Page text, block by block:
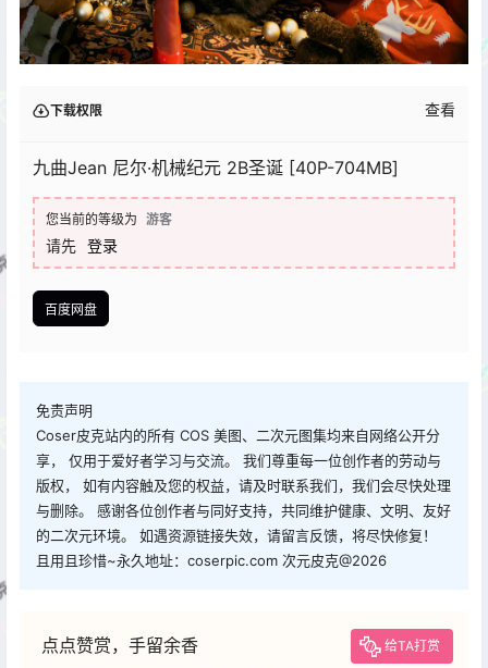
下载权限 查看
九曲Jean 尼尔·机械纪元 2B圣诞 [40P-704MB]
您当前的等级为 游客
请先 登录
百度网盘
免责声明
Coser皮克站内的所有 COS 美图、二次元图集均来自网络公开分
享， 仅用于爱好者学习与交流。 我们尊重每一位创作者的劳动与
版权， 如有内容触及您的权益，请及时联系我们，我们会尽快处理
与删除。 感谢各位创作者与同好支持，共同维护健康、文明、友好
的二次元环境。 如遇资源链接失效，请留言反馈，将尽快修复！
且用且珍惜~永久地址：coserpic.com 次元皮克@2026
点点赞赏，手留余香 给TA打赏